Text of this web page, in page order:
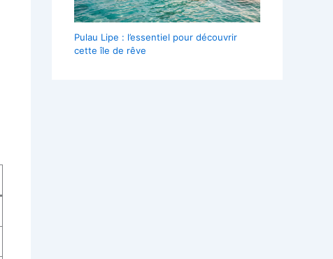
Pulau Lipe : l’essentiel pour découvrir
cette île de rêve